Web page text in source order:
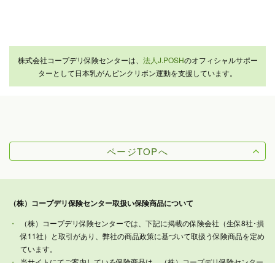
株式会社コープデリ保険センターは、 法人J.POSHのオフィシャルサポー
ターとして日本乳がんピンクリボン運動を支援しています。
ページTOPへ
（株）コープデリ保険センター取扱い保険商品について
（株）コープデリ保険センターでは、下記に掲載の保険会社（生保8社･損
保11社）と取引があり、弊社の商品政策に基づいて取扱う保険商品を定め
ています。